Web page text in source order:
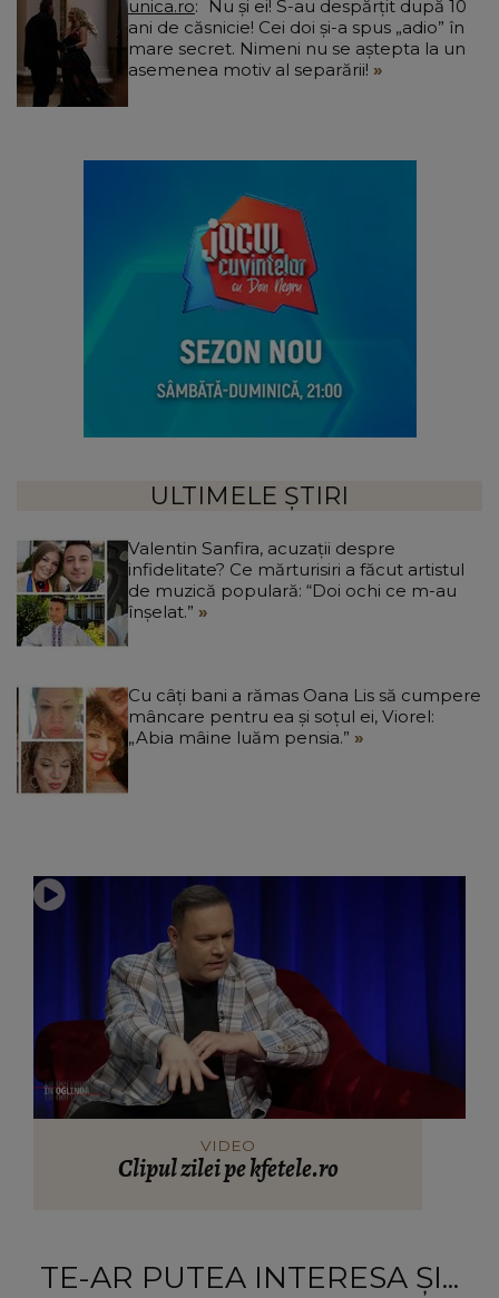
unica.ro
ani de căsnicie! Cei doi și-a spus „adio” în
mare secret. Nimeni nu se aștepta la un
asemenea motiv al separării!
ULTIMELE ȘTIRI
Valentin Sanfira, acuzații despre
infidelitate? Ce mărturisiri a făcut artistul
de muzică populară: “Doi ochi ce m-au
înșelat.”
Cu câți bani a rămas Oana Lis să cumpere
mâncare pentru ea și soțul ei, Viorel:
„Abia mâine luăm pensia.”
VIDEO
Clipul zilei pe kfetele.ro
TE-AR PUTEA INTERESA ȘI...